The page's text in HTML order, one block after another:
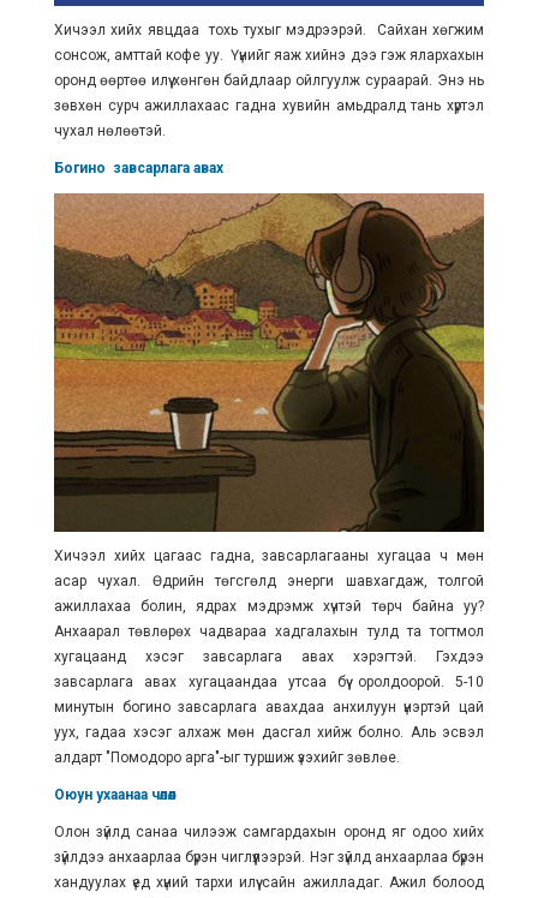
Хичээл хийх явцдаа тохь тухыг мэдрээрэй. Сайхан хөгжим
сонсож, амттай кофе уу. Үүнийг яаж хийнэ дээ гэж ялархахын
оронд өөртөө илүү хөнгөн байдлаар ойлгуулж сураарай. Энэ нь
зөвхөн сурч ажиллахаас гадна хувийн амьдралд тань хүртэл
чухал нөлөөтэй.
Богино завсарлага авах
Хичээл хийх цагаас гадна, завсарлагааны хугацаа ч мөн
асар чухал. Өдрийн төгсгөлд энерги шавхагдаж, толгой
ажиллахаа болин, ядрах мэдрэмж хүчтэй төрч байна уу?
Анхаарал төвлөрөх чадвараа хадгалахын тулд та тогтмол
хугацаанд хэсэг завсарлага авах хэрэгтэй. Гэхдээ
завсарлага авах хугацаандаа утсаа бүү оролдоорой. 5-10
минутын богино завсарлага авахдаа анхилуун үнэртэй цай
уух, гадаа хэсэг алхаж мөн дасгал хийж болно. Аль эсвэл
алдарт "Помодоро арга"-ыг туршиж үзэхийг зөвлөе.
Оюун ухаанаа чөлөөл
Олон зүйлд санаа чилээж самгардахын оронд яг одоо хийх
зүйлдээ анхаарлаа бүрэн чиглүүлээрэй. Нэг зүйлд анхаарлаа бүрэн
хандуулах үед хүний тархи илүү сайн ажилладаг. Ажил болоод